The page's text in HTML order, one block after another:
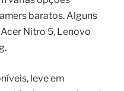
baratos. Alguns
Nitro 5, Lenovo
leve em